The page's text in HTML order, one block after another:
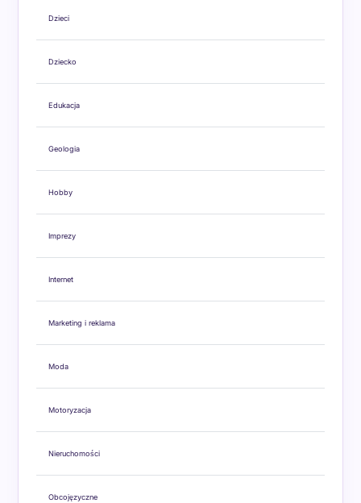
Dzieci
Dziecko
Edukacja
Geologia
Hobby
Imprezy
Internet
Marketing i reklama
Moda
Motoryzacja
Nieruchomości
Obcojęzyczne